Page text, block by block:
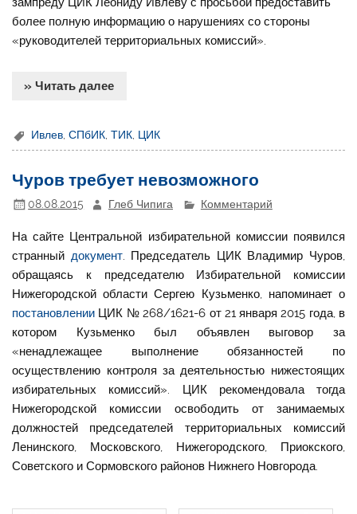
более полную информацию о нарушениях со стороны
«руководителей территориальных комиссий».
» Читать далее
Ивлев ,СПбИК ,ТИК ЦИК
Чуров требует невозможного
08.08.2015 Глеб Чипига Комментарий
На сайте Центральной избирательной комиссии появился
странный документ. Председатель ЦИК Владимир Чуров,
обращаясь к председателю Избирательной комиссии
Нижегородской области Сергею Кузьменко, напоминает о
постановлении ЦИК № 268/1621-6 от 21 января 2015 года, в
котором Кузьменко был объявлен выговор за
«ненадлежащее выполнение обязанностей по
осуществлению контроля за деятельностью нижестоящих
избирательных комиссий». ЦИК рекомендовала тогда
Нижегородской комиссии освободить от занимаемых
должностей председателей территориальных комиссий
Ленинского, Московского, Нижегородского, Приокского,
Советского и Сормовского районов Нижнего Новгорода.